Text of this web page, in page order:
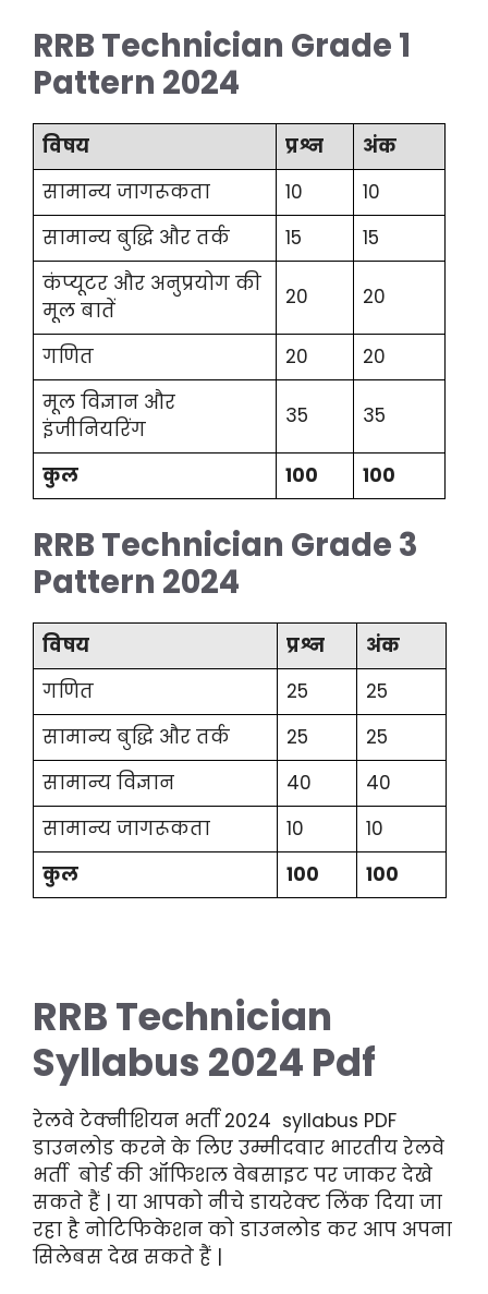
RRB Technician Grade 1
Pattern 2024
विषय प्रश्न
अंक
सामान्य जागरूकता
10
10
सामान्य बुद्धि और तर्क
15
15
कंप्यूटर और अनुप्रयोग की
मूल बातें
20 20
गणित 20
20
मूल विज्ञान और
इंजीनियरिंग
35 35
कुल 100 100
RRB Technician Grade 3
Pattern 2024
विषय प्रश्न
अंक
गणित
25
25
सामान्य बुद्धि और तर्क
25
25
सामान्य विज्ञान
40
40
सामान्य जागरूकता
10
10
कुल
100 100
RRB Technician
Syllabus 2024 Pdf
रेलवे टेक्नीशियन भर्ती 2024 syllabus PDF
डाउनलोड करने के लिए उम्मीदवार भारतीय रेलवे
भर्ती बोर्ड की ऑफिशल वेबसाइट पर जाकर देखे
सकते हैं | या आपको नीचे डायरेक्ट लिंक दिया जा
रहा है नोटिफिकेशन को डाउनलोड कर आप अपना
सिलेबस देख सकते हैं |